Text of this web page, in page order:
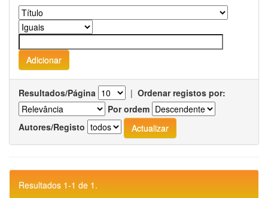
Resultados/Página | Ordenar registos por:
Por ordem
Autores/Registo
Resultados 1-1 de 1.